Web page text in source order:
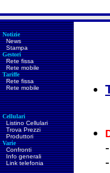
Notizie
News
Stampa
Gestori
Rete fissa
Rete mobile
Tariffe
Rete fissa
Rete mobile
Cellulari
Listino Cellulari
Trova Prezzi
Produttori
Varie
Confronti
Info generali
Link telefonia
-
-